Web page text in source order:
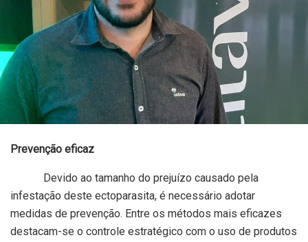
Prevenção eficaz
Devido ao tamanho do prejuízo causado pela
infestação deste ectoparasita, é necessário adotar
medidas de prevenção. Entre os métodos mais eficazes
destacam-se o controle estratégico com o uso de produtos